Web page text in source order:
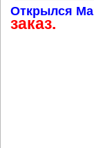
Открылся
заказ.